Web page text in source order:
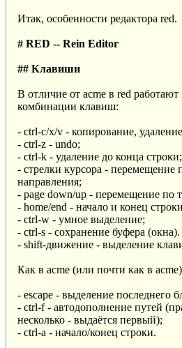
Итак, особенности редактора red.
# RED -- Rein Editor
## Клавиши
В отличие от acme в red
комбинации клавиш:
- ctrl-c/x/v - копирование,
- ctrl-z - undo;
- ctrl-k - удаление до конца строки;
- стрелки курсора - перемещение
направления;
- page down/up - перемещение по
- home/end - начало и конец
- ctrl-w - умное выделение;
- ctrl-s - сохранение буфера (окна).
- shift-движение - выделение
Как в acme (или почти как в
- escape - выделение последнего
- ctrl-f - автодополнение путей
несколько - выдаётся первый);
- ctrl-a - начало/конец строки.